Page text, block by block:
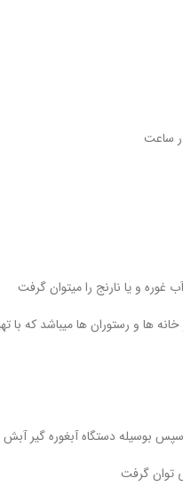
غوره و یا نارنج را میتوان گرفت
ها و رستوران ها میباشد که با
سپس بوسیله دستگاه آبغوره گیر
توان گرفت